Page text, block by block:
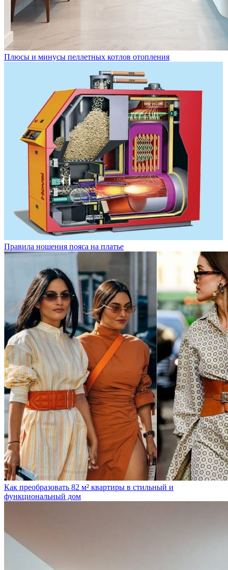
Плюсы и минусы пеллетных котлов отопления
Правила ношения пояса на платье
Как преобразовать 82 м² квартиры в стильный и
функциональный дом